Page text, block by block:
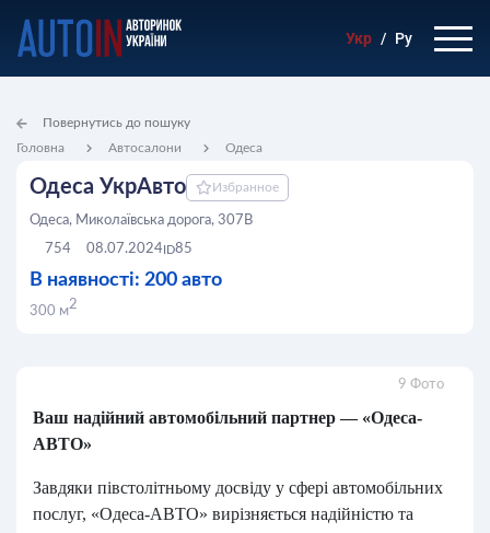
Укр / Ру
Головна Автосалони Одеса
Повернутись до пошуку
Одеса УкрАвто Избранное
В наявності: 200 авто
Одеса, Миколаївська дорога, 307В
754
08.07.2024 ID85
300 м2
9 Фото
Ваш надійний автомобільний партнер — «Одеса-
АВТО»
Завдяки півстолітньому досвіду у сфері автомобільних
послуг, «Одеса-АВТО» вирізняється надійністю та